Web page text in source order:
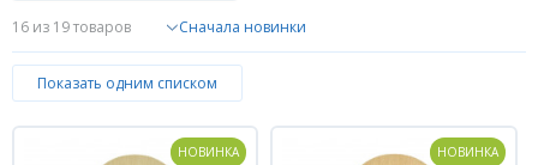
Каталог
16 из 19 товаров
Показать одним списком
НОВИНКА НОВИНКА